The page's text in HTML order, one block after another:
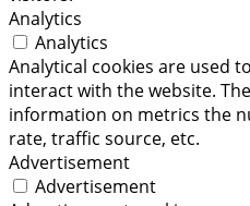
Analytics
Analytics
Analytical cookies are used
interact with the website.
information on metrics the
rate, traffic source, etc.
Advertisement
Advertisement